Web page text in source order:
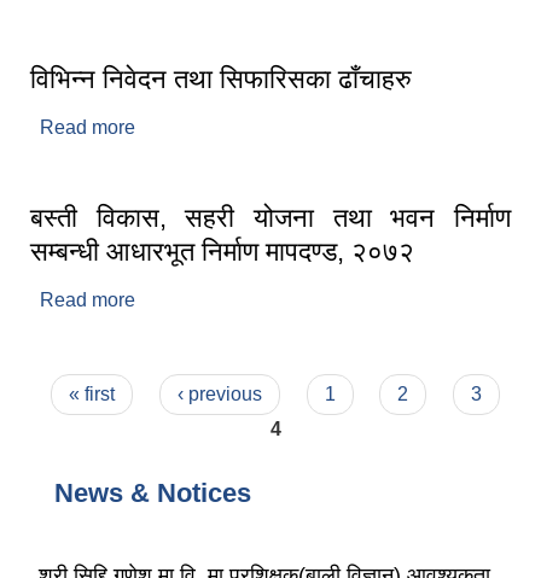
विभिन्न निवेदन तथा सिफारिसका ढाँचाहरु
Read more
बस्ती विकास, सहरी योजना तथा भवन निर्माण
सम्बन्धी आधारभूत निर्माण मापदण्ड, २०७२
Read more
Pages
« first ‹ previous 1 2
3
4
News & Notices